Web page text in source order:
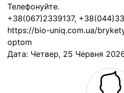
Телефонуйте.
+38(067)2339137,
https://bio-uniq.com.ua/
optom
Дата: Четвер, 25 Червня